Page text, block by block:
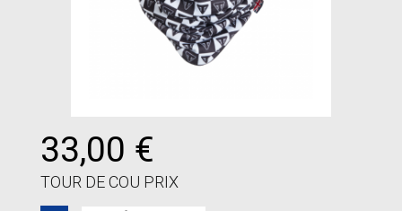
33,00 €
TOUR DE COU PRIX